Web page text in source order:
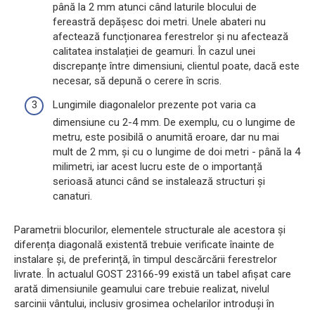
până la 2 mm atunci când laturile blocului de
fereastră depășesc doi metri. Unele abateri nu
afectează funcționarea ferestrelor și nu afectează
calitatea instalației de geamuri. În cazul unei
discrepanțe între dimensiuni, clientul poate, dacă este
necesar, să depună o cerere în scris.
Lungimile diagonalelor prezente pot varia ca
dimensiune cu 2-4 mm. De exemplu, cu o lungime de
metru, este posibilă o anumită eroare, dar nu mai
mult de 2 mm, și cu o lungime de doi metri - până la 4
milimetri, iar acest lucru este de o importanță
serioasă atunci când se instalează structuri și
canaturi.
Parametrii blocurilor, elementele structurale ale acestora și
diferența diagonală existentă trebuie verificate înainte de
instalare și, de preferință, în timpul descărcării ferestrelor
livrate. În actualul GOST 23166-99 există un tabel afișat care
arată dimensiunile geamului care trebuie realizat, nivelul
sarcinii vântului, inclusiv grosimea ochelarilor introduși în